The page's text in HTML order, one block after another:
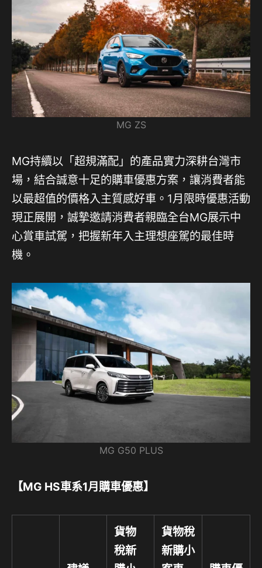
MG ZS
MG持續以「超規滿配」的產品實力深耕台灣市
場，結合誠意十足的購車優惠方案，讓消費者能
以最超值的價格入主質感好車。1月限時優惠活動
現正展開，誠摯邀請消費者親臨全台MG展示中
心賞車試駕，把握新年入主理想座駕的最佳時
機。
MG G50 PLUS
【MG HS車系1月購車優惠】
貨物
稅新
貨物稅
新購小